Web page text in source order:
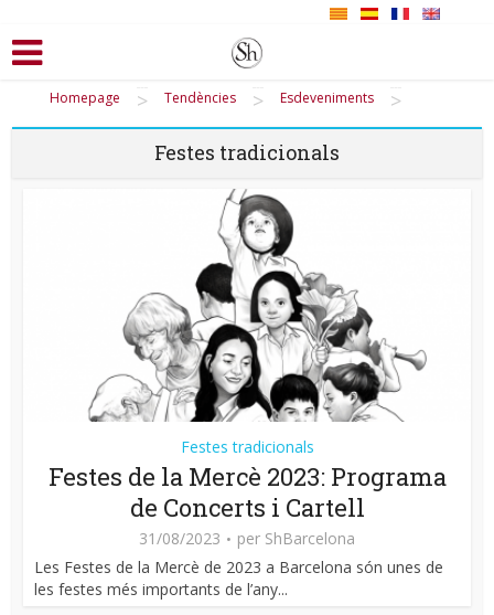
Homepage > Tendències > Esdeveniments
>
Festes tradicionals
Festes tradicionals
Festes de la Mercè 2023: Programa
de Concerts i Cartell
31/08/2023 per ShBarcelona
Les Festes de la Mercè de 2023 a Barcelona són unes de
les festes més importants de l’any...